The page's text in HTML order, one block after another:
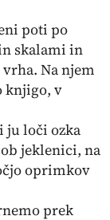
poti po
skalami in
Na njem
knjigo, v
ju loči ozka
jeklenici, na
oprimkov
prek